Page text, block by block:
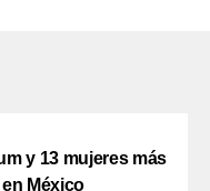
y 13 mujeres más
México